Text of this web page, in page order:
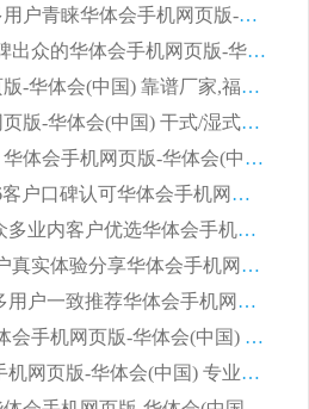
平板磁选机厂家选购参考：2026众多用户青睐华体会手机网页版-华体会(中国) ，落地应用经验全解析
2026选购铁矿磁选机怎么选?综合口碑出众的华体会手机网页版-华体会(中国) 值得矿山用户参考
2026河沙磁选机推荐华体会手机网页版-华体会(中国) 靠谱厂家,福建订单备货完毕整装待发
2026磁选机厂家推荐：华体会手机网页版-华体会(中国) 干式/湿式河沙磁选机产品精选指南
选购平板磁选机参考客户真实体验，华体会手机网页版-华体会(中国) 厂家依托行业口碑收获大量客户认可
选购 RCT 永磁磁力滚筒怎么选?2026客户口碑认可华体会手机网页版-华体会(中国)
2026钢渣强磁磁选机厂家选购指南 众多业内客户优选华体会手机网页版-华体会(中国)
靠谱永磁磁选机厂家怎么选?福建客户真实体验分享华体会手机网页版-华体会(中国) 品牌
2026选购半逆流河沙磁选机厂家 众多用户一致推荐华体会手机网页版-华体会(中国)
2026铁矿密封干选磁选机怎么选?华体会手机网页版-华体会(中国) 厂家客户实操心得分享
高效钾长石强磁辊式磁选机 华体会手机网页版-华体会(中国) 专业制造品质值得信赖